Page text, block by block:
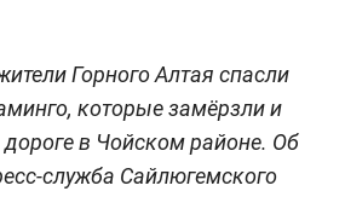
Горного Алтая спасли
которые замёрзли и
дороге в Чойском районе. Об
служба Сайлюгемского